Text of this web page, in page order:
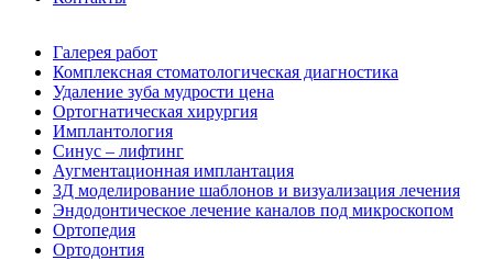
Галерея работ
Комплексная стоматологическая диагностика
Удаление зуба мудрости цена
Ортогнатическая хирургия
Имплантология
Синус – лифтинг
Аугментационная имплантация
3Д моделирование шаблонов и визуализация лечения
Эндодонтическое лечение каналов под микроскопом
Ортопедия
Ортодонтия